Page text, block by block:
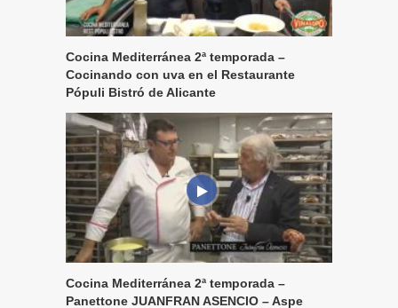
Cocina Mediterránea 2ª temporada –
Cocinando con uva en el Restaurante
Pópuli Bistró de Alicante
Cocina Mediterránea 2ª temporada –
Panettone JUANFRAN ASENCIO – Aspe